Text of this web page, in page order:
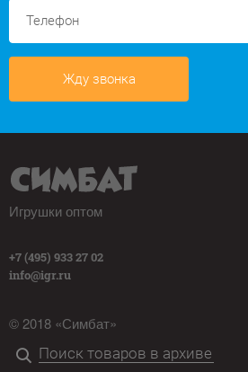
Жду звонка
Игрушки оптом
+7 (495) 933 27 02
info@igr.ru
© 2018 «Симбат»